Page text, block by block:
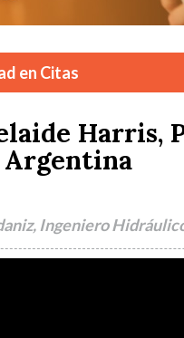
en Citas
Harris,
Argentina
Ingeniero